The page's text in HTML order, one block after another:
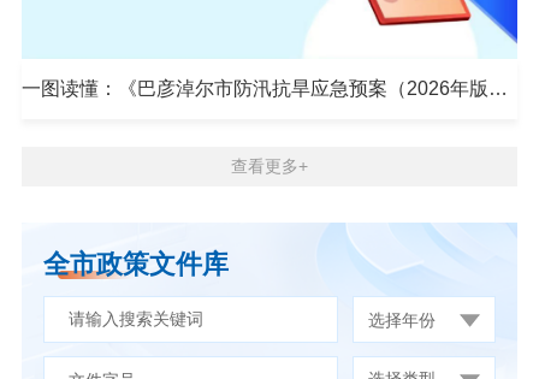
一图读懂：《巴彦淖尔市防汛抗旱应急预案（2026年版）》
查看更多+
全市政策文件库
选择年份